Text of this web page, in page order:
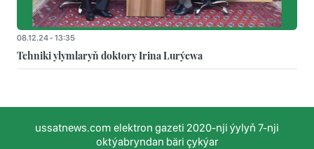
08.12.24 - 13:35
Tehniki ylymlaryň doktory Irina Lurýewa
ussatnews.com elektron gazeti 2020-nji ýylyň 7-nji
oktýabryndan bäri çykýar